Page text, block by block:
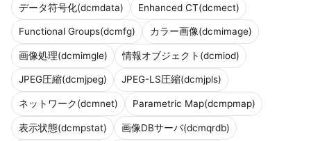
データ符号化(dcmdata) Enhanced CT(dcmect)
Functional Groups(dcmfg) カラー画像(dcmimage)
画像処理(dcmimgle) 情報オブジェクト(dcmiod)
JPEG圧縮(dcmjpeg) JPEG-LS圧縮(dcmjpls)
ネットワーク(dcmnet) Parametric Map(dcmpmap)
表示状態(dcmpstat) 画像DBサーバ(dcmqrdb)